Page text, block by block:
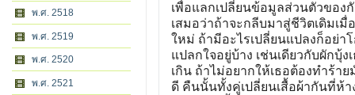
พ.ศ. 2518
พ.ศ. 2519
พ.ศ. 2520
พ.ศ. 2521
เพื่อแลกเปลี่ยนข้อมูลส่วนตัวของ
เสมอว่าถ้าจะกลีบมาสู่ชีวิตเดิมเ
ใหม่ ถ้ามีอะไรเปลี่ยนแปลงก็อย่า
แปลกใจอยู่บ้าง เช่นเดียวกับผักบุ้
เกิน ถ้าไม่อยากให้เธอต้องทำร้า
ดี คืนนั้นทั้งคู่เปลี่ยนเสื้อผ้ากันที่ห้